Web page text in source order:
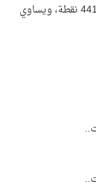
الأعجب منه أن مجموع النقاط على حروف الآيتين 441 نقطة، ويساوي